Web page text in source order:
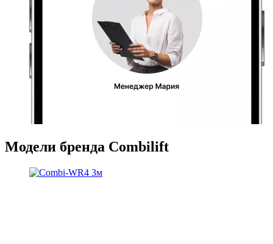
Модели бренда Combilift